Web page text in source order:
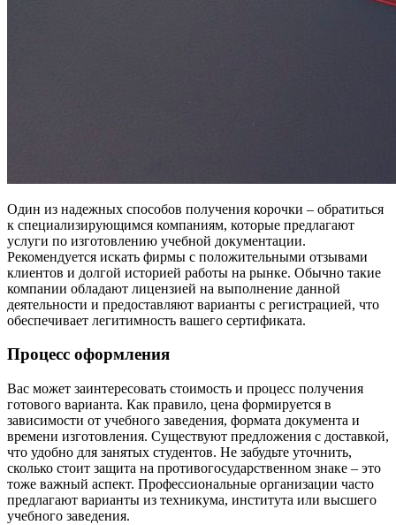
Один из надежных способов получения корочки – обратиться
к специализирующимся компаниям, которые предлагают
услуги по изготовлению учебной документации.
Рекомендуется искать фирмы с положительными отзывами
клиентов и долгой историей работы на рынке. Обычно такие
компании обладают лицензией на выполнение данной
деятельности и предоставляют варианты с регистрацией, что
обеспечивает легитимность вашего сертификата.
Процесс оформления
Вас может заинтересовать стоимость и процесс получения
готового варианта. Как правило, цена формируется в
зависимости от учебного заведения, формата документа и
времени изготовления. Существуют предложения с доставкой,
что удобно для занятых студентов. Не забудьте уточнить,
сколько стоит защита на противогосударственном знаке – это
тоже важный аспект. Профессиональные организации часто
предлагают варианты из техникума, института или высшего
учебного заведения.